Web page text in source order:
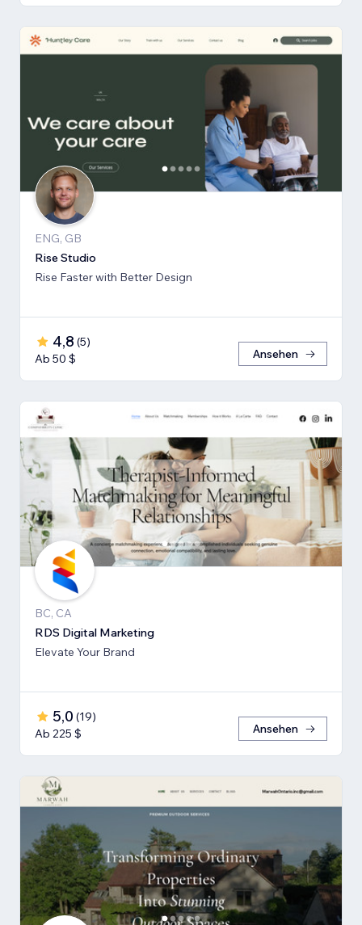
ENG, GB
Rise Studio
Rise Faster with Better Design
4,8 (5)
Ab 50 $
Ansehen
BC, CA
RDS Digital Marketing
Elevate Your Brand
5,0 (19)
Ab 225 $
Ansehen